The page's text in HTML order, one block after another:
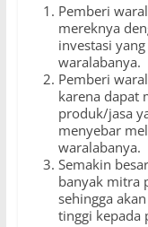
Pemberi
mereknya
investasi
waralabanya.
Pemberi
karena dapat
produk/jasa
menyebar
waralabanya.
Semakin
banyak mitra
sehingga
tinggi kepada